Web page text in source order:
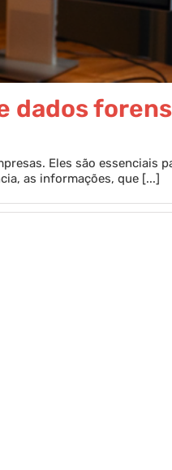
dados
Eles são essenciais
as informações, que [...]